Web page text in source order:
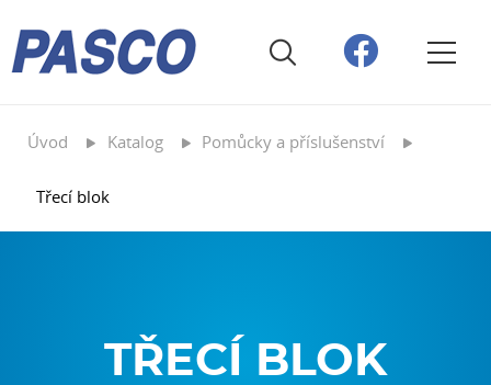
Úvod Katalog Pomůcky a příslušenství
Třecí blok
TŘECÍ BLOK